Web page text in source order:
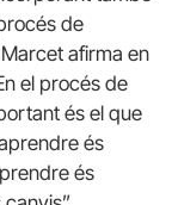
de
afirma en
el procés de
és el que
és
és